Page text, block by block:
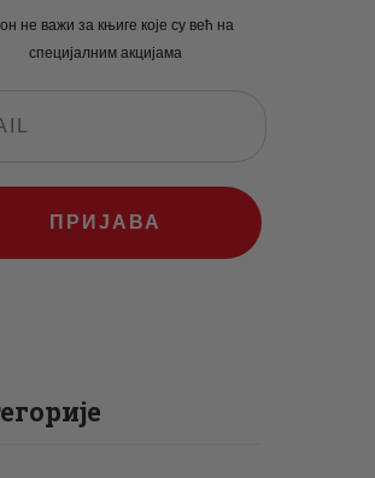
не важи за књиге које су већ на
специјалним акцијама
ПРИЈАВА